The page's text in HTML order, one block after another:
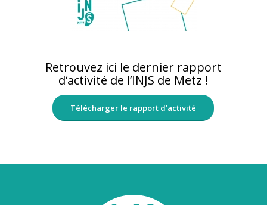
Retrouvez ici le dernier rapport
d‘activité de l’INJS de Metz !
Télécharger le rapport d’activité